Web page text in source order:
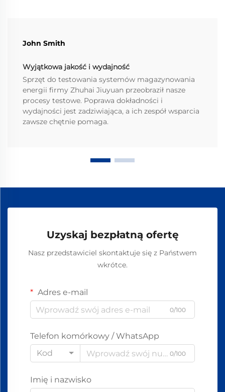
John Smith
Wyjątkowa jakość i wydajność
Sprzęt do testowania systemów magazynowania
energii firmy Zhuhai Jiuyuan przeobraził nasze
procesy testowe. Poprawa dokładności i
wydajności jest zadziwiająca, a ich zespół wsparcia
zawsze chętnie pomaga.
Uzyskaj bezpłatną ofertę
Nasz przedstawiciel skontaktuje się z Państwem
wkrótce.
Adres e-mail
0/100
Telefon komórkowy / WhatsApp
Kod
0/100
Imię i nazwisko